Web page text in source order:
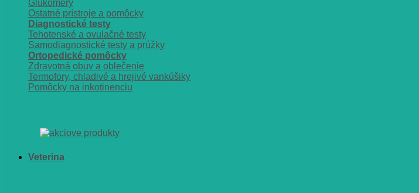
Glukomery
Ostatné prístroje a pomôcky
Diagnostické testy
Tehotenské a ovulačné testy
Samodiagnostické testy a prúžky
Ortopedické pomôcky
Zdravotná obuv a oblečenie
Termofory, chladivé a hrejivé vankúšiky
Pomôcky na inkotinenciu
Veterina